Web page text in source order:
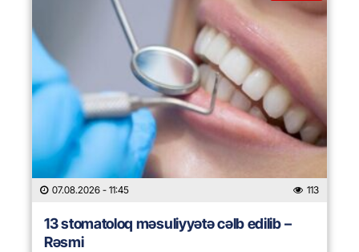
07.08.2026 - 11:45 113
13 stomatoloq məsuliyyətə cəlb edilib –
Rəsmi